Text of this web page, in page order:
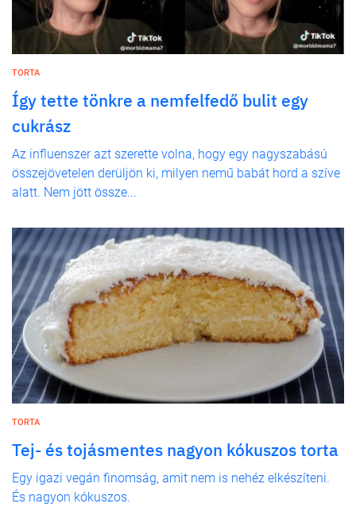
TORTA
Így tette tönkre a nemfelfedő bulit egy
cukrász
Az influenszer azt szerette volna, hogy egy nagyszabású
összejövetelen derüljön ki, milyen nemű babát hord a szíve
alatt. Nem jött össze...
TORTA
Tej- és tojásmentes nagyon kókuszos torta
Egy igazi vegán finomság, amit nem is nehéz elkészíteni.
És nagyon kókuszos.